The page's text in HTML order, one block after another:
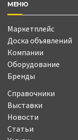
МЕНЮ
Маркетплейс
Доска объявлений
Компании
Оборудование
Бренды
Справочники
Выставки
Новости
Статьи